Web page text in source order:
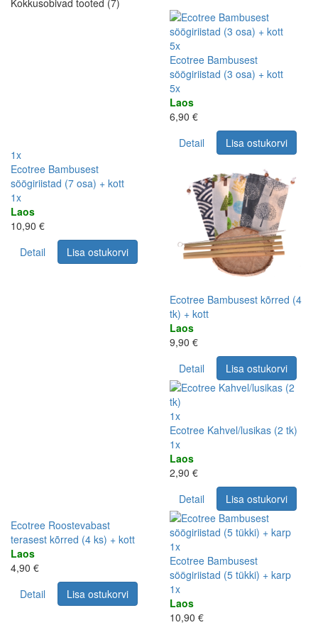
1x
Ecotree Bambusest
söögiriistad (7 osa) + kott
1x
Laos
10,90 €
Detail
Lisa ostukorvi
5x
Ecotree Bambusest
söögiriistad (3 osa) + kott
5x
Laos
6,90 €
Detail
Lisa ostukorvi
Ecotree Bambusest kõrred (4
tk) + kott
Laos
9,90 €
Detail
Lisa ostukorvi
Ecotree Roostevabast
terasest kõrred (4 ks) + kott
Laos
4,90 €
Detail
Lisa ostukorvi
1x
Ecotree Kahvel/lusikas (2 tk)
1x
Laos
2,90 €
Detail
Lisa ostukorvi
1x
Ecotree Bambusest
söögiriistad (5 tükki) + karp
1x
Laos
10,90 €